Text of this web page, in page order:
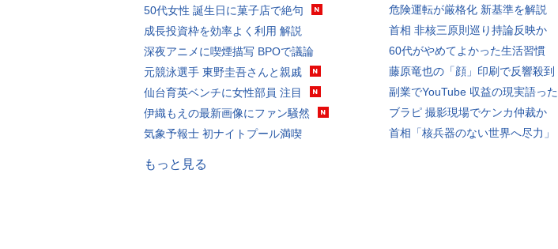
50代女性 誕生日に菓子店で絶句
成長投資枠を効率よく利用 解説
深夜アニメに喫煙描写 BPOで議論
元競泳選手 東野圭吾さんと親戚
仙台育英ベンチに女性部員 注目
伊織もえの最新画像にファン騒然
気象予報士 初ナイトプール満喫
危険運転が厳格化 新基準を解説
首相 非核三原則巡り持論反映か
60代がやめてよかった生活習慣
藤原竜也の「顔」印刷で反響殺到
副業でYouTube 収益の現実語った
ブラピ 撮影現場でケンカ仲裁か
首相「核兵器のない世界へ尽力」
もっと見る